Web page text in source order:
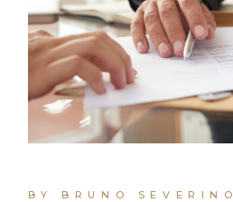
BY BRUNO SEVERINO